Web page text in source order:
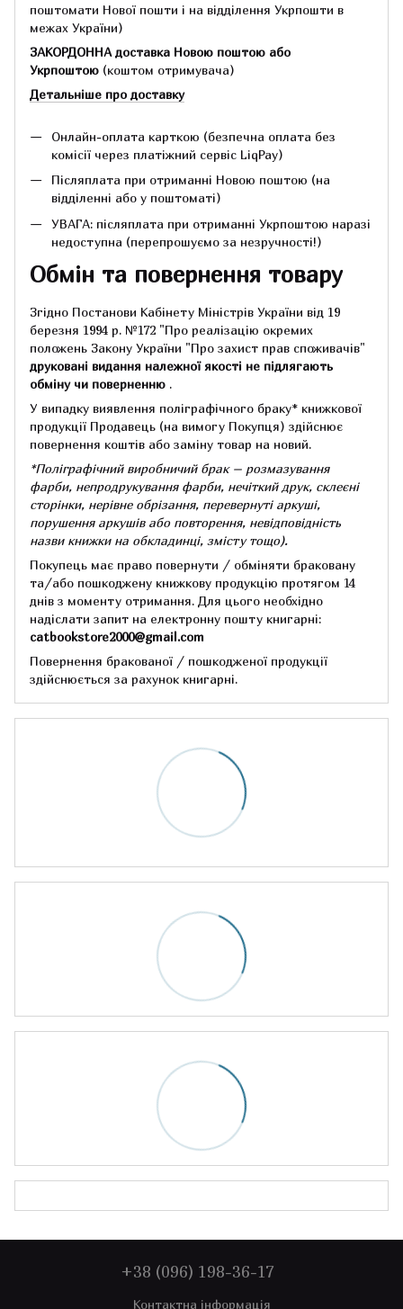
поштомати Нової пошти і на відділення Укрпошти в
межах України)
ЗАКОРДОННА доставка Новою поштою або
Укрпоштою (коштом отримувача)
Детальніше про доставку
Онлайн-оплата карткою (безпечна оплата без
комісії через платіжний сервіс LiqPay)
Післяплата при отриманні Новою поштою (на
відділенні або у поштоматі)
УВАГА: післяплата при отриманні Укрпоштою наразі
недоступна (перепрошуємо за незручності!)
Обмін та повернення товару
Згідно Постанови Кабінету Міністрів України від 19
березня 1994 р. №172 "Про реалізацію окремих
положень Закону України "Про захист прав споживачів"
друковані видання належної якості не підлягають
обміну чи поверненню .
У випадку виявлення поліграфічного браку* книжкової
продукції Продавець (на вимогу Покупця) здійснює
повернення коштів або заміну товар на новий.
*Поліграфічний виробничий брак – розмазування
фарби, непродрукування фарби, нечіткий друк, склеєні
сторінки, нерівне обрізання, перевернуті аркуші,
порушення аркушів або повторення, невідповідність
назви книжки на обкладинці, змісту тощо).
Покупець має право повернути / обміняти браковану
та/або пошкоджену книжкову продукцію протягом 14
днів з моменту отримання. Для цього необхідно
надіслати запит на електронну пошту книгарні:
catbookstore2000@gmail.com
Повернення бракованої / пошкодженої продукції
здійснюється за рахунок книгарні.
+38 (096) 198-36-17
Контактна інформація